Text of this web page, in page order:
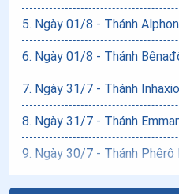
5. Ngày 01/8 - Thánh
6. Ngày 01/8 - Thánh
7. Ngày 31/7 - Thánh Inhaxio
8. Ngày 31/7 - Thánh
9. Ngày 30/7 - Thánh Phêrô
10.Ngày 29/7 - Thánh nữ